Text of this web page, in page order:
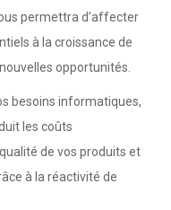
permettra d’affecter
à la croissance de
opportunités.
besoins informatiques,
les coûts
de vos produits et
à la réactivité de